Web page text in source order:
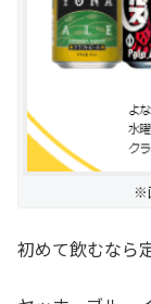
※
初めて飲むなら